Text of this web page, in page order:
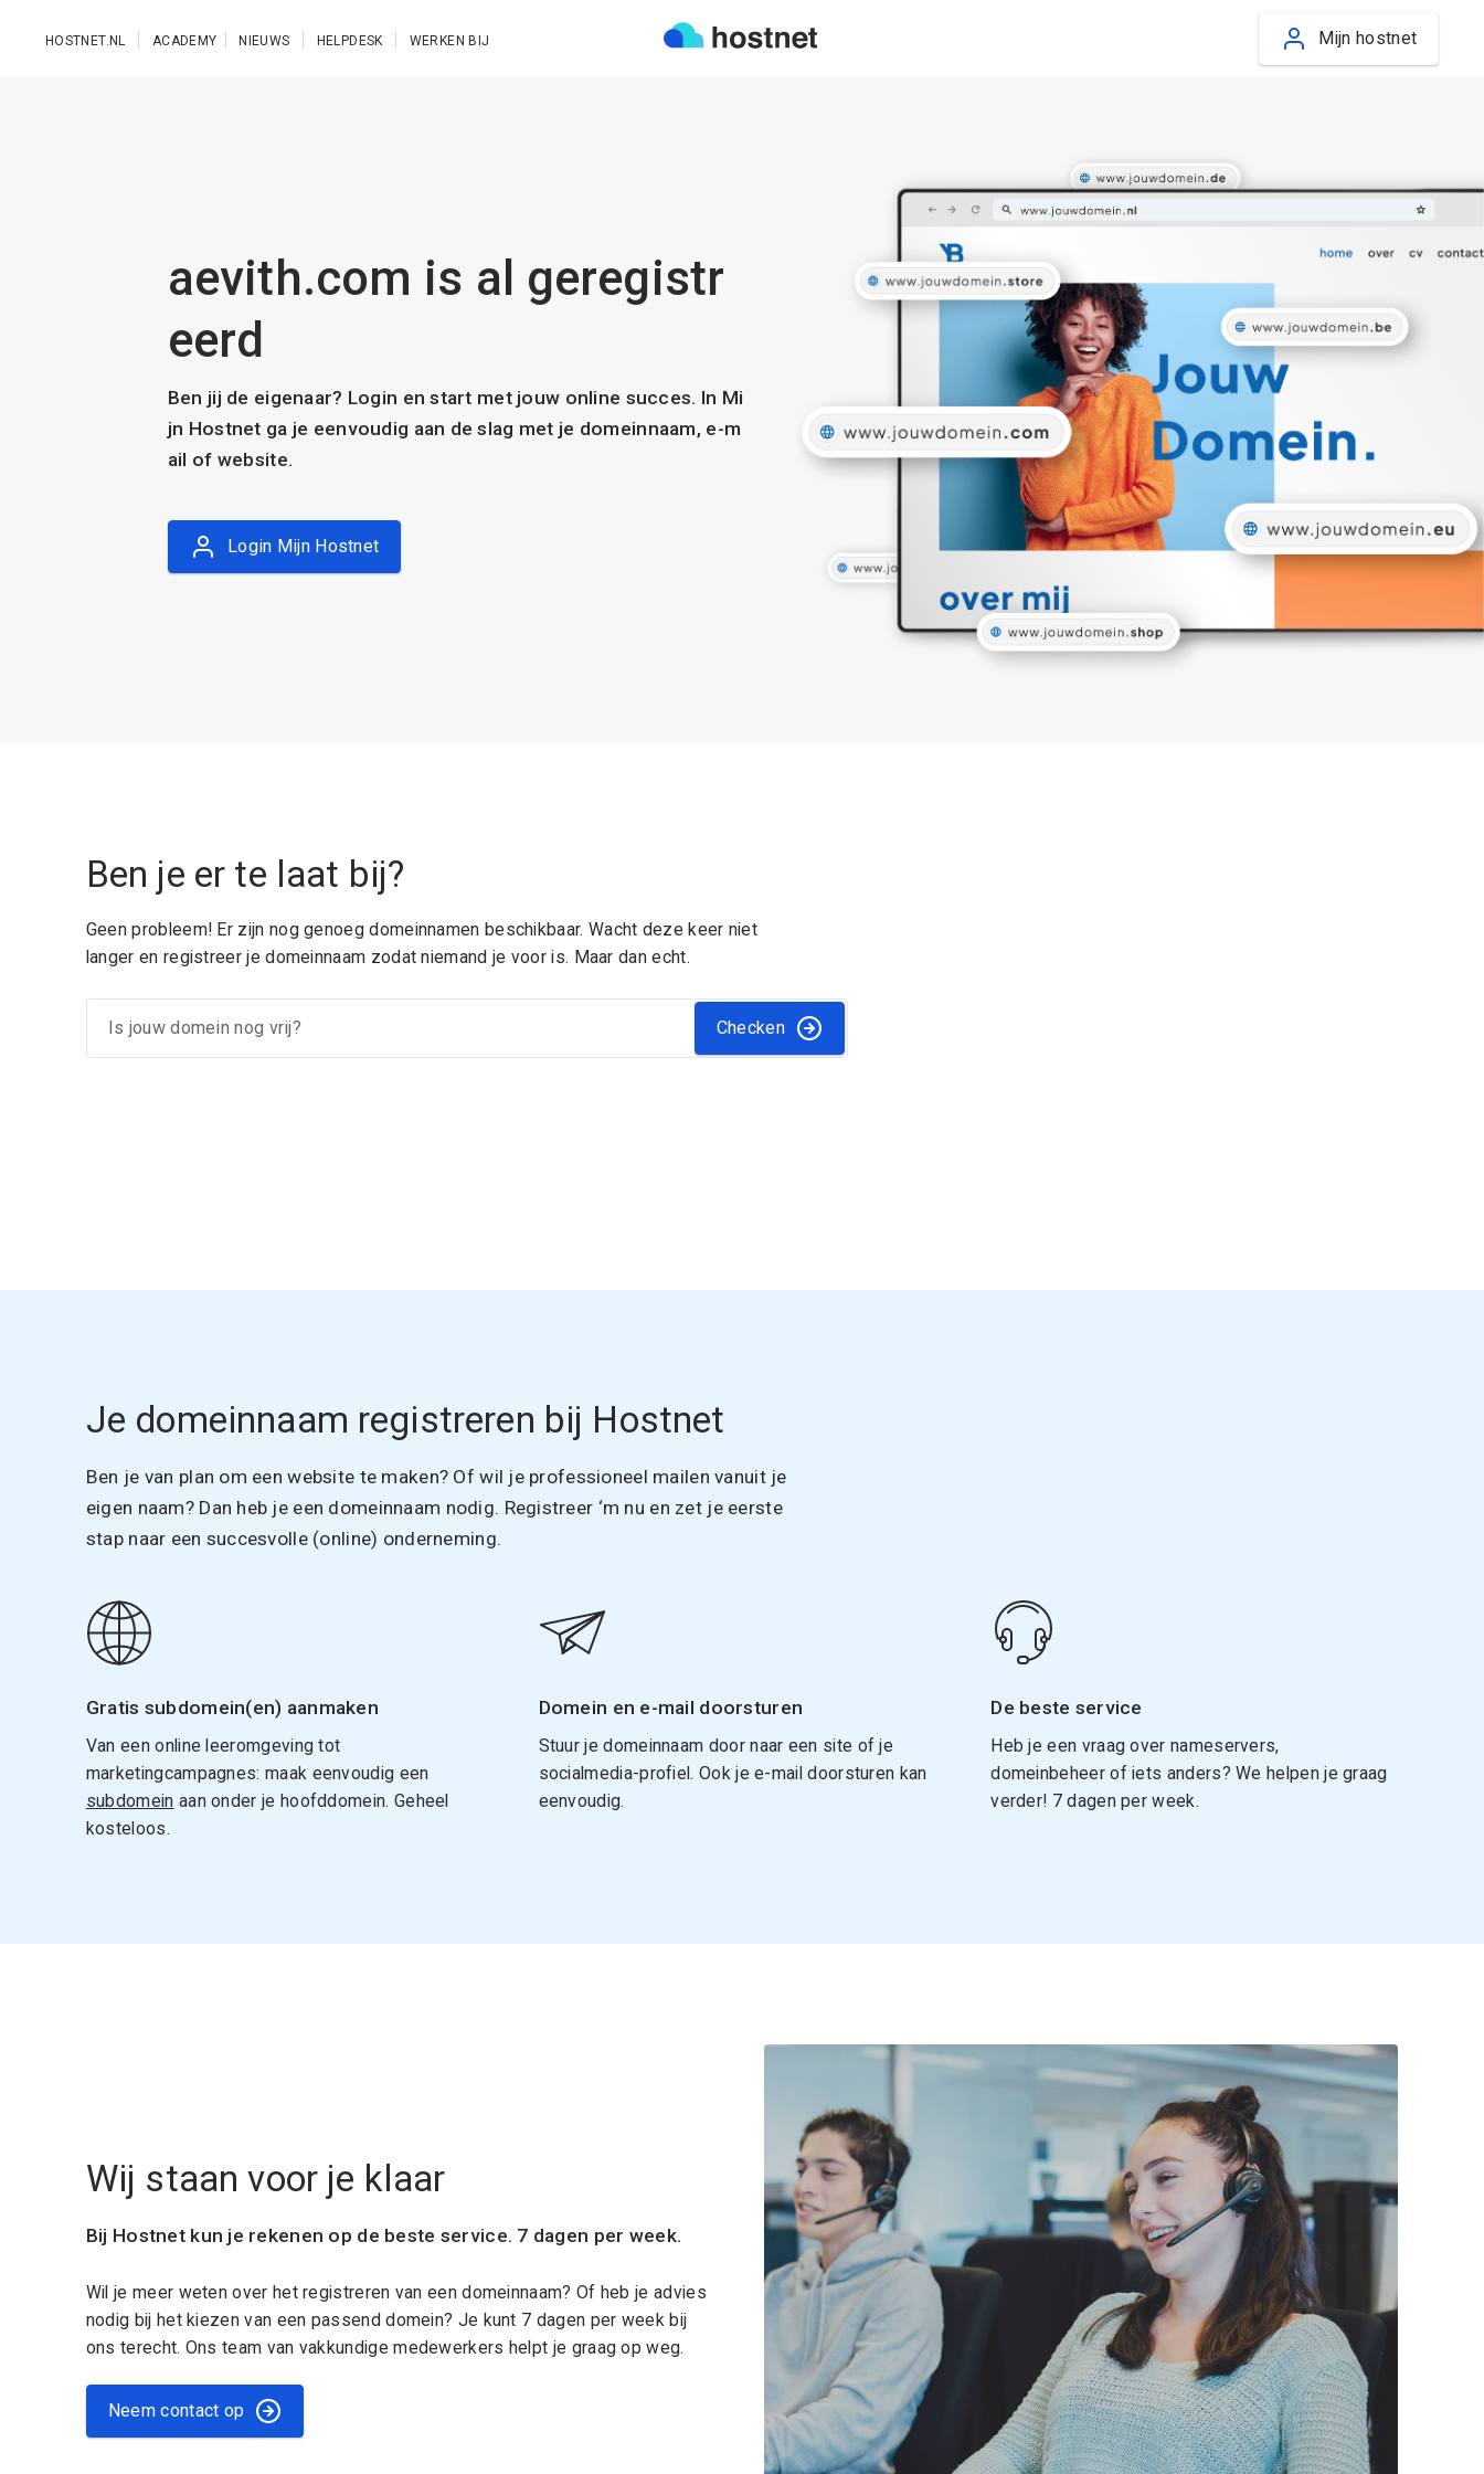
HOSTNET.NL ACADEMY NIEUWS HELPDESK WERKEN BIJ Mijn hostnet
aevith.com is al geregistr
eerd
Ben jij de eigenaar? Login en start met jouw online succes. In Mi
jn Hostnet ga je eenvoudig aan de slag met je domeinnaam, e-m
ail of website.
Login Mijn Hostnet
Ben je er te laat bij?
Geen probleem! Er zijn nog genoeg domeinnamen beschikbaar. Wacht deze keer niet
langer en registreer je domeinnaam zodat niemand je voor is. Maar dan echt.
Checken
Je domeinnaam registreren bij Hostnet
Ben je van plan om een website te maken? Of wil je professioneel mailen vanuit je
eigen naam? Dan heb je een domeinnaam nodig. Registreer ‘m nu en zet je eerste
stap naar een succesvolle (online) onderneming.
Gratis subdomein(en) aanmaken
Van een online leeromgeving tot
marketingcampagnes: maak eenvoudig een
subdomein aan onder je hoofddomein. Geheel
kosteloos.
Domein en e-mail doorsturen
Stuur je domeinnaam door naar een site of je
socialmedia-profiel. Ook je e-mail doorsturen kan
eenvoudig.
De beste service
Heb je een vraag over nameservers,
domeinbeheer of iets anders? We helpen je graag
verder! 7 dagen per week.
Wij staan voor je klaar
Bij Hostnet kun je rekenen op de beste service. 7 dagen per week.
Wil je meer weten over het registreren van een domeinnaam? Of heb je advies
nodig bij het kiezen van een passend domein? Je kunt 7 dagen per week bij
ons terecht. Ons team van vakkundige medewerkers helpt je graag op weg.
Neem contact op